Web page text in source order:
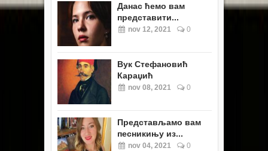
Данас ћемо вам
представити...
nov 12, 2021 0
Вук Стефановић
Караџић
nov 08, 2021 0
Представљамо вам
песникињу из...
nov 04, 2021 0